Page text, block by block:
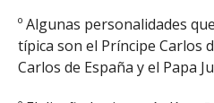
º Algunas personalidades
típica son el Príncipe Carlos
Carlos de España y el Papa